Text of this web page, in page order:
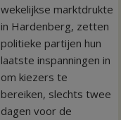
wekelijkse marktdrukte
in Hardenberg, zetten
politieke partijen hun
laatste inspanningen in
om kiezers te
bereiken, slechts twee
dagen voor de